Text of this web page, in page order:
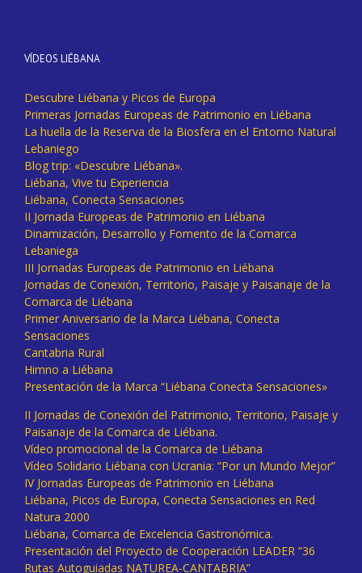
VÍDEOS LIÉBANA
Descubre Liébana y Picos de Europa
Primeras Jornadas Europeas de Patrimonio en Liébana
La huella de la Reserva de la Biosfera en el Entorno Natural
Lebaniego
Blog trip: «Descubre Liébana».
Liébana, Vive tu Experiencia
Liébana, Conecta Sensaciones
II Jornada Europeas de Patrimonio en Liébana
Dinamización, Desarrollo y Fomento de la Comarca
Lebaniega
III Jornadas Europeas de Patrimonio en Liébana
Jornadas de Conexión, Territorio, Paisaje y Paisanaje de la
Comarca de Liébana
Primer Aniversario de la Marca Liébana, Conecta
Sensaciones
Cantabria Rural
Himno a Liébana
Presentación de la Marca “Liébana Conecta Sensaciones»
II Jornadas de Conexión del Patrimonio, Territorio, Paisaje y
Paisanaje de la Comarca de Liébana.
Vídeo promocional de la Comarca de Liébana
Vídeo Solidario Liébana con Ucrania: “Por un Mundo Mejor”
IV Jornadas Europeas de Patrimonio en Liébana
Liébana, Picos de Europa, Conecta Sensaciones en Red
Natura 2000
Liébana, Comarca de Excelencia Gastronómica.
Presentación del Proyecto de Cooperación LEADER “36
Rutas Autoguiadas NATUREA-CANTABRIA”